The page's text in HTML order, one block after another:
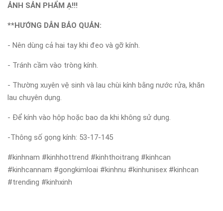
ẢNH SẢN PHẨM Ạ!!!
**HƯỚNG DẪN BẢO QUẢN:
- Nên dùng cả hai tay khi đeo và gỡ kính.
- Tránh cầm vào tròng kính.
- Thường xuyên vệ sinh và lau chùi kính bằng nước rửa, khăn
lau chuyên dụng.
- Để kính vào hộp hoặc bao da khi không sử dụng.
-Thông số gọng kính: 53-17-145
#kinhnam #kinhhottrend #kinhthoitrang #kinhcan
#kinhcannam #gongkimloai #kinhnu #kinhunisex #kinhcan
#trending #kinhxinh